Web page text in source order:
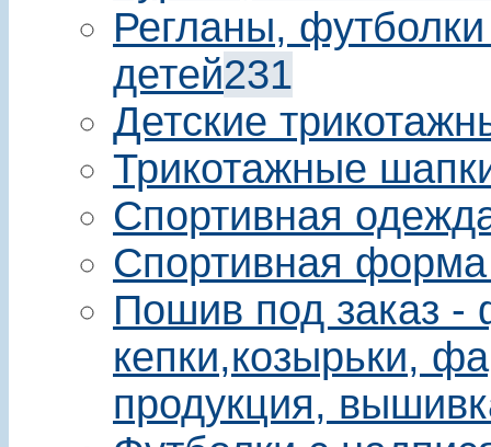
Регланы,
детей231
Детские
Трикотажные
Спортивная
Спортивная
Пошив под заказ -
кепки,козырьки,
продукция,